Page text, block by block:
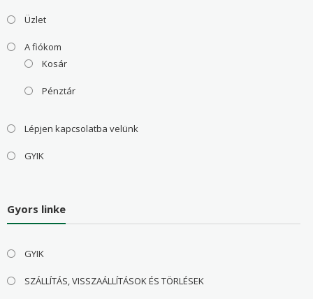
Üzlet
A fiókom
Kosár
Pénztár
Lépjen kapcsolatba velünk
GYIK
Gyors linke
GYIK
SZÁLLÍTÁS, VISSZAÁLLÍTÁSOK ÉS TÖRLÉSEK